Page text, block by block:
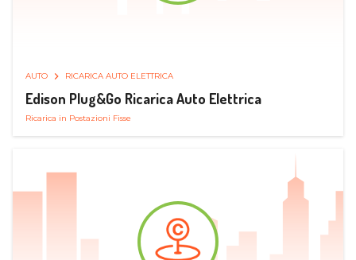
AUTO RICARICA AUTO ELETTRICA
Edison Plug&Go Ricarica Auto Elettrica
Ricarica in Postazioni Fisse